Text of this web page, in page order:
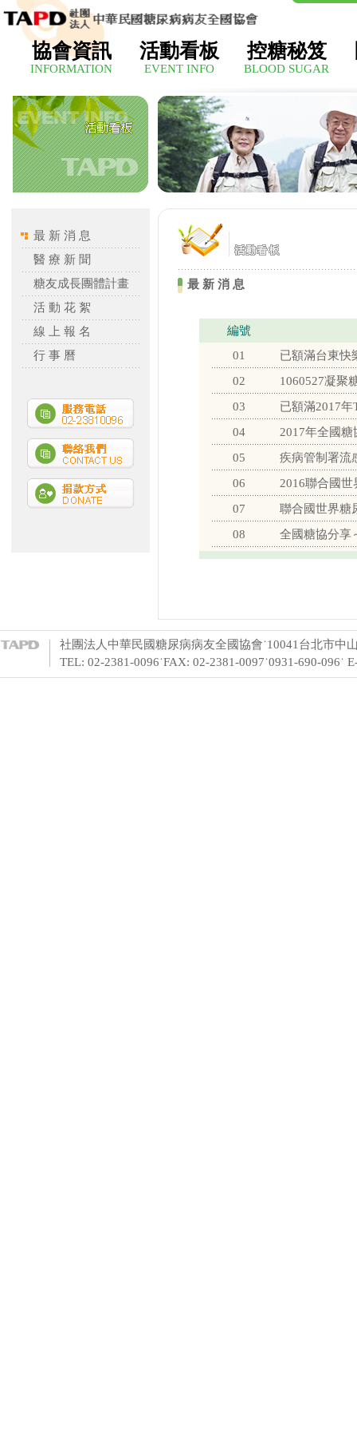
協會資訊
INFORMATION
活動看板
EVENT INFO
控糖秘笈
BLOOD SUGAR
最 新 消 息
醫 療 新 聞
糖友成長團體計畫
活 動 花 絮
線 上 報 名
行 事 曆
最 新 消 息
編號
01
已額滿台東快
02
1060527凝聚
03
已額滿2017
04
2017年全國
05
疾病管制署流
06
2016聯合國
07
聯合國世界糖
08
全國糖協分享
社團法人中華民國糖尿病病友全國協會˙10041台北市中
TEL: 02-2381-0096˙FAX: 02-2381-0097˙0931-690-096˙